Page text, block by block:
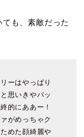
も、素敵だった
ーはやっぱり
思いきやパッ
的にああー！
がめっちゃク
めた顔綺麗や